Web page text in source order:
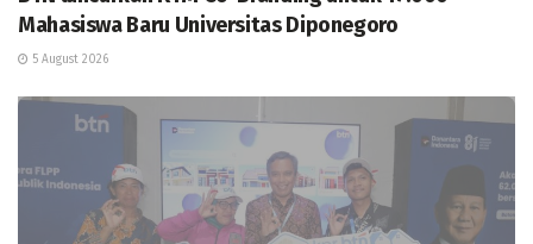
Mahasiswa Baru Universitas Diponegoro
5 August 2026